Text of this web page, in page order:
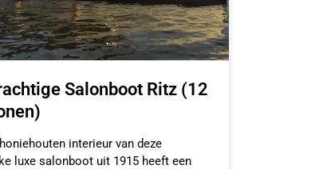
Salonboot Ritz (12
interieur van deze
luxe salonboot uit 1915 heeft een